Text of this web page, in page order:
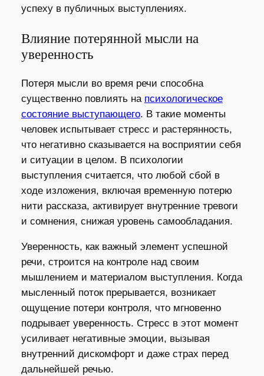
успеху в публичных выступлениях.
Влияние потерянной мысли на
уверенность
Потеря мысли во время речи способна
существенно повлиять на психологическое
состояние выступающего. В такие моменты
человек испытывает стресс и растерянность,
что негативно сказывается на восприятии себя
и ситуации в целом. В психологии
выступления считается, что любой сбой в
ходе изложения, включая временную потерю
нити рассказа, активирует внутренние тревоги
и сомнения, снижая уровень самообладания.
Уверенность, как важный элемент успешной
речи, строится на контроле над своим
мышлением и материалом выступления. Когда
мысленный поток прерывается, возникает
ощущение потери контроля, что мгновенно
подрывает уверенность. Стресс в этот момент
усиливает негативные эмоции, вызывая
внутренний дискомфорт и даже страх перед
дальнейшей речью.